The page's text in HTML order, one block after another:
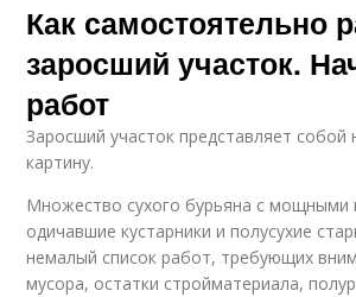
Как самостоятельно
заросший участок.
работ
Заросший участок представляет собой
картину.
Множество сухого бурьяна с мощными
одичавшие кустарники и полусухие
немалый список работ, требующих
мусора, остатки стройматериала,